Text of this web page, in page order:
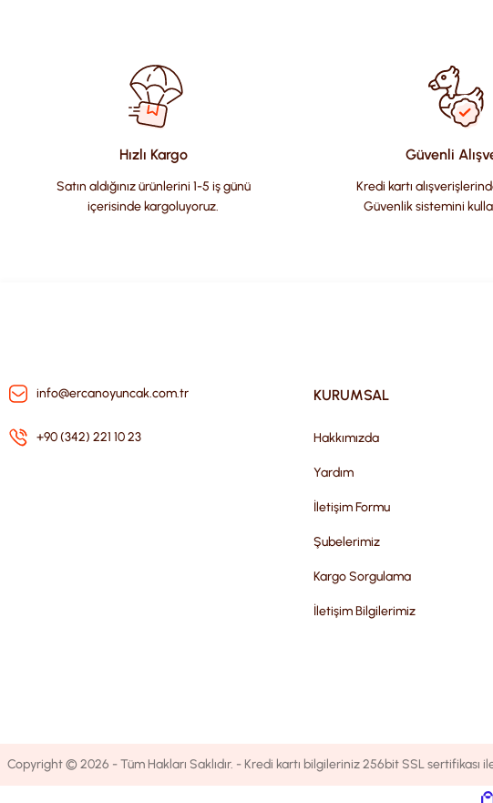
Ürün resmi kalitesiz, bozuk veya görüntülenemiyor.
Ürün açıklamasında eksik bilgiler bulunuyor.
Ürün bilgilerinde hatalar bulunuyor.
Bu ürüne benzer farklı alternatifler olmalı.
Hızlı Kargo
Satın aldığınız ürünlerini 1-5 iş günü
içerisinde kargoluyoruz.
Güvenli
Kredi kartı
Güvenlik sistemini
info@ercanoyuncak.com.tr
+90 (342) 221 10 23
KURUMSAL
Hakkımızda
Yardım
İletişim Formu
Şubelerimiz
Kargo Sorgulama
İletişim Bilgilerimiz
Copyright © 2026 - Tüm Hakları Saklıdır. - Kredi kartı bilgileriniz 256bit SSL sertifikası